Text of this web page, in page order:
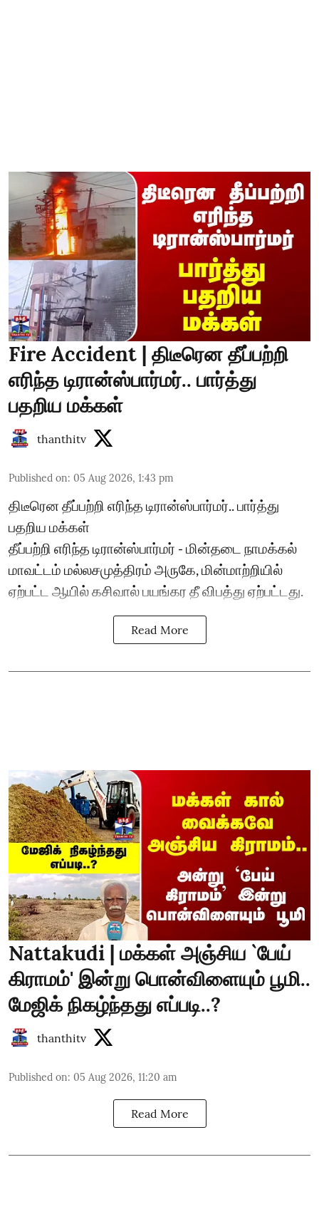
Fire Accident | திடீரென தீப்பற்றி
எரிந்த டிரான்ஸ்பார்மர்.. பார்த்து
பதறிய மக்கள்
thanthitv
Published on: 05 Aug 2026, 1:43 pm
திடீரென தீப்பற்றி எரிந்த டிரான்ஸ்பார்மர்.. பார்த்து
பதறிய மக்கள்
தீப்பற்றி எரிந்த டிரான்ஸ்பார்மர் - மின்தடை நாமக்கல்
மாவட்டம் மல்லசமுத்திரம் அருகே, மின்மாற்றியில்
ஏற்பட்ட ஆயில் கசிவால் பயங்கர தீ விபத்து ஏற்பட்டது.
Read More
Nattakudi | மக்கள் அஞ்சிய `பேய்
கிராமம்' இன்று பொன்விளையும் பூமி..
மேஜிக் நிகழ்ந்தது எப்படி..?
thanthitv
Published on: 05 Aug 2026, 11:20 am
Read More